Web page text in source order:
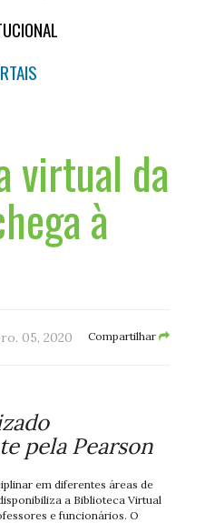
virtual da
à
05, 2020 Compartilhar
pela Pearson
em diferentes áreas de
a Biblioteca Virtual
e funcionários. O